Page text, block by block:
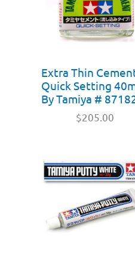
Extra Thin
Quick Setting
By Tamiya #
$205.00